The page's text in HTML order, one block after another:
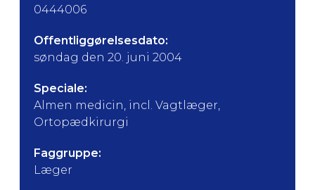
0444006
Offentliggørelsesdato:
søndag den 20. juni 2004
Speciale:
Almen medicin, incl. Vagtlæger,
Ortopædkirurgi
Faggruppe:
Læger